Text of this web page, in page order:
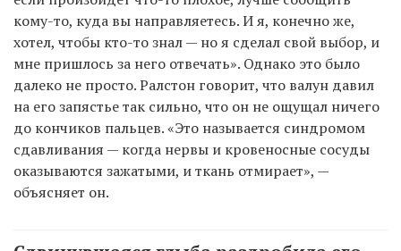
кому-то, куда вы направляетесь. И я, конечно же,
хотел, чтобы кто-то знал — но я сделал свой выбор, и
мне пришлось за него отвечать». Однако это было
далеко не просто. Ралстон говорит, что валун давил
на его запястье так сильно, что он не ощущал ничего
до кончиков пальцев. «Это называется синдромом
сдавливания — когда нервы и кровеносные сосуды
оказываются зажатыми, и ткань отмирает», —
объясняет он.